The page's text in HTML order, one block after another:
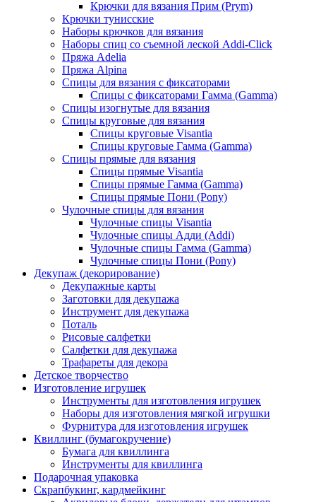
Крючки для вязания Прим (Prym)
Крючки тунисские
Наборы крючков для вязания
Наборы спиц со съемной леской Addi-Click
Пряжа Adelia
Пряжа Alpina
Спицы для вязания с фиксаторами
Спицы с фиксаторами Гамма (Gamma)
Спицы изогнутые для вязания
Спицы круговые для вязания
Спицы круговые Visantia
Спицы круговые Гамма (Gamma)
Спицы прямые для вязания
Спицы прямые Visantia
Спицы прямые Гамма (Gamma)
Спицы прямые Пони (Pony)
Чулочные спицы для вязания
Чулочные спицы Visantia
Чулочные спицы Адди (Addi)
Чулочные спицы Гамма (Gamma)
Чулочные спицы Пони (Pony)
Декупаж (декорирование)
Декупажные карты
Заготовки для декупажа
Инструмент для декупажа
Поталь
Рисовые салфетки
Салфетки для декупажа
Трафареты для декора
Детское творчество
Изготовление игрушек
Инструменты для изготовления игрушек
Наборы для изготовления мягкой игрушки
Фурнитура для изготовления игрушек
Квиллинг (бумагокручение)
Бумага для квиллинга
Инструменты для квиллинга
Подарочная упаковка
Скрапбукинг, кардмейкинг